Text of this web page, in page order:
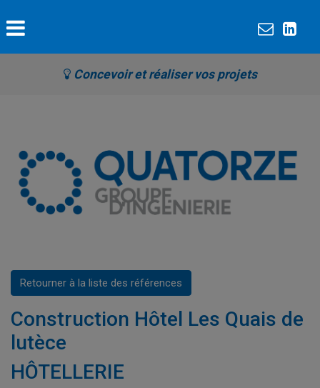
Concevoir et réaliser vos projets
Retourner à la liste des références
Construction Hôtel Les Quais de
lutèce
HÔTELLERIE